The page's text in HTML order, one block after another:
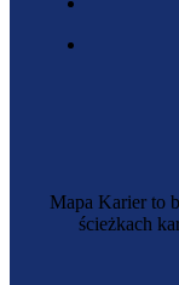
Mapa Karier to
ścieżkach